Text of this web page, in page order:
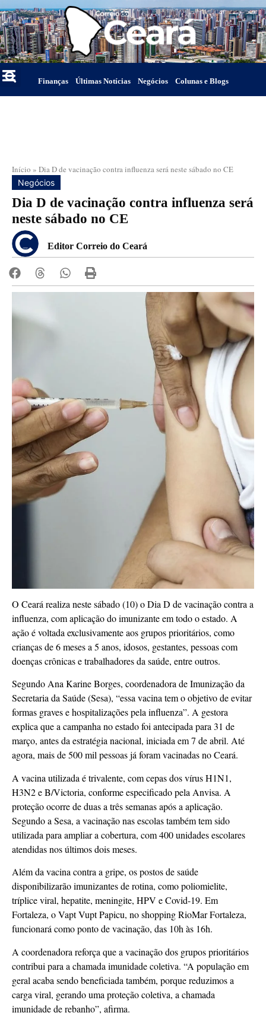
Finanças Últimas Notícias Negócios Colunas e Blogs
Início » Dia D de vacinação contra influenza será neste sábado no CE
Negócios
Dia D de vacinação contra influenza será
neste sábado no CE
Editor Correio do Ceará
O Ceará realiza neste sábado (10) o Dia D de vacinação contra a
influenza, com aplicação do imunizante em todo o estado. A
ação é voltada exclusivamente aos grupos prioritários, como
crianças de 6 meses a 5 anos, idosos, gestantes, pessoas com
doenças crônicas e trabalhadores da saúde, entre outros.
Segundo Ana Karine Borges, coordenadora de Imunização da
Secretaria da Saúde (Sesa), “essa vacina tem o objetivo de evitar
formas graves e hospitalizações pela influenza”. A gestora
explica que a campanha no estado foi antecipada para 31 de
março, antes da estratégia nacional, iniciada em 7 de abril. Até
agora, mais de 500 mil pessoas já foram vacinadas no Ceará.
A vacina utilizada é trivalente, com cepas dos vírus H1N1,
H3N2 e B/Victoria, conforme especificado pela Anvisa. A
proteção ocorre de duas a três semanas após a aplicação.
Segundo a Sesa, a vacinação nas escolas também tem sido
utilizada para ampliar a cobertura, com 400 unidades escolares
atendidas nos últimos dois meses.
Além da vacina contra a gripe, os postos de saúde
disponibilizarão imunizantes de rotina, como poliomielite,
tríplice viral, hepatite, meningite, HPV e Covid-19. Em
Fortaleza, o Vapt Vupt Papicu, no shopping RioMar Fortaleza,
funcionará como ponto de vacinação, das 10h às 16h.
A coordenadora reforça que a vacinação dos grupos prioritários
contribui para a chamada imunidade coletiva. “A população em
geral acaba sendo beneficiada também, porque reduzimos a
carga viral, gerando uma proteção coletiva, a chamada
imunidade de rebanho”, afirma.